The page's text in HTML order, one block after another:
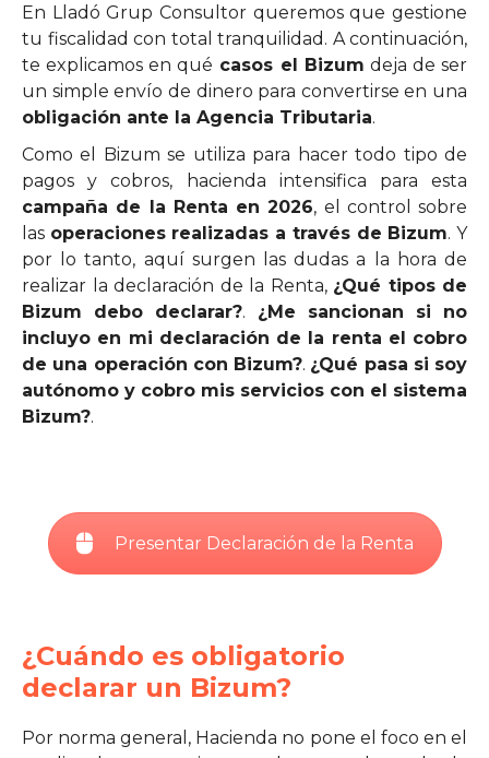
En Lladó Grup Consultor queremos que gestione
tu fiscalidad con total tranquilidad. A continuación,
te explicamos en qué casos el Bizum deja de ser
un simple envío de dinero para convertirse en una
obligación ante la Agencia Tributaria.
Como el Bizum se utiliza para hacer todo tipo de
pagos y cobros, hacienda intensifica para esta
campaña de la Renta en 2026, el control sobre
las operaciones realizadas a través de Bizum. Y
por lo tanto, aquí surgen las dudas a la hora de
realizar la declaración de la Renta, ¿Qué tipos de
Bizum debo declarar?. ¿Me sancionan si no
incluyo en mi declaración de la renta el cobro
de una operación con Bizum?. ¿Qué pasa si soy
autónomo y cobro mis servicios con el sistema
Bizum?.
Presentar Declaración de la Renta
¿Cuándo es obligatorio
declarar un Bizum?
Por norma general, Hacienda no pone el foco en el